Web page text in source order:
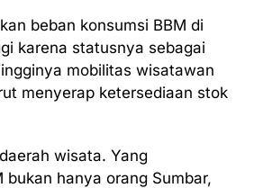
beban konsumsi BBM di
karena statusnya sebagai
mobilitas wisatawan
menyerap ketersediaan stok
wisata. Yang
bukan hanya orang Sumbar,